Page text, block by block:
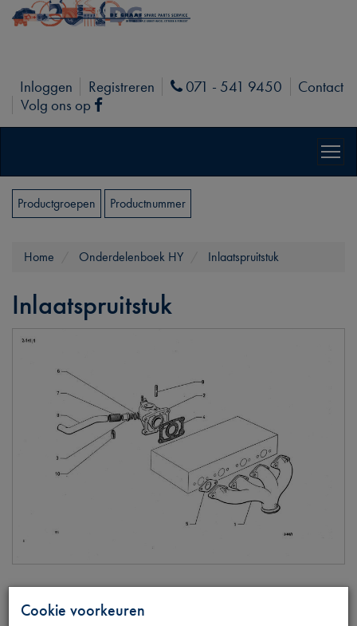
Inloggen Registreren Phone
071 - 541 9450
Contact
Volg ons op
Facebook
Productgroepen Productnummer
Home Onderdelenboek HY Inlaatspruitstuk
Inlaatspruitstuk
Cookie voorkeuren